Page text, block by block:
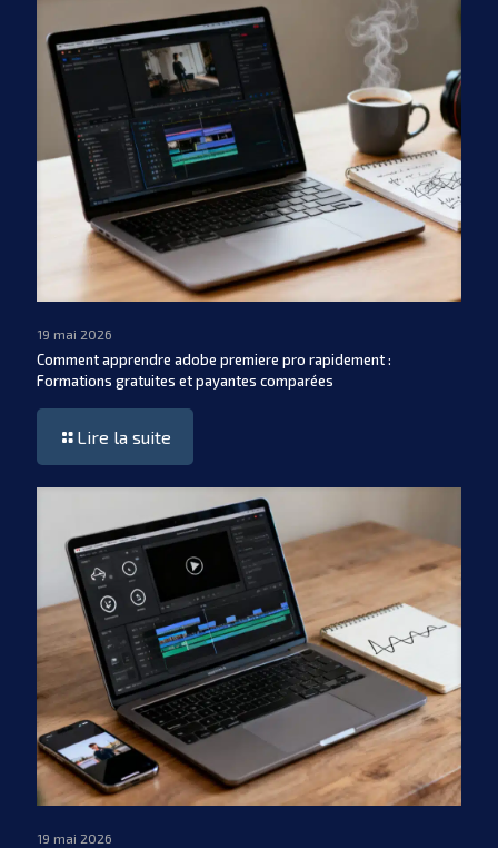
19 mai 2026
Comment apprendre adobe premiere pro rapidement :
Formations gratuites et payantes comparées
Lire la suite
19 mai 2026